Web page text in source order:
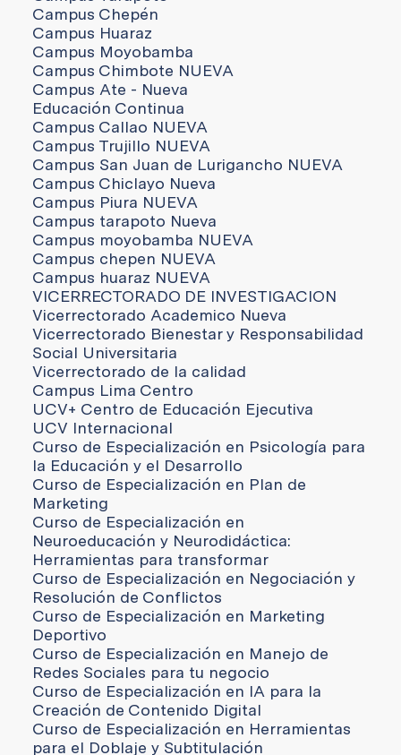
Campus Chepén
Campus Huaraz
Campus Moyobamba
Campus Chimbote NUEVA
Campus Ate - Nueva
Educación Continua
Campus Callao NUEVA
Campus Trujillo NUEVA
Campus San Juan de Lurigancho NUEVA
Campus Chiclayo Nueva
Campus Piura NUEVA
Campus tarapoto Nueva
Campus moyobamba NUEVA
Campus chepen NUEVA
Campus huaraz NUEVA
VICERRECTORADO DE INVESTIGACION
Vicerrectorado Academico Nueva
Vicerrectorado Bienestar y Responsabilidad
Social Universitaria
Vicerrectorado de la calidad
Campus Lima Centro
UCV+ Centro de Educación Ejecutiva
UCV Internacional
Curso de Especialización en Psicología para
la Educación y el Desarrollo
Curso de Especialización en Plan de
Marketing
Curso de Especialización en
Neuroeducación y Neurodidáctica:
Herramientas para transformar
Curso de Especialización en Negociación y
Resolución de Conflictos
Curso de Especialización en Marketing
Deportivo
Curso de Especialización en Manejo de
Redes Sociales para tu negocio
Curso de Especialización en IA para la
Creación de Contenido Digital
Curso de Especialización en Herramientas
para el Doblaje y Subtitulación